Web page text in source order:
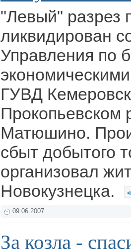
"Левый" разрез
ликвидирован
Управления по
ГУВД
Прокопьевском
Матюшино.
сбыт добытого
организовал
Новокузнецка.
09.06.2007
За козла -